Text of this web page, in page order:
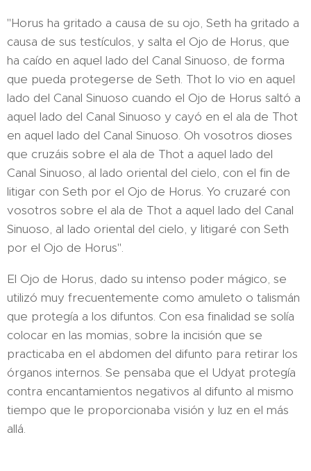
"Horus ha gritado a causa de su ojo, Seth ha gritado a
causa de sus testículos, y salta el Ojo de Horus, que
ha caído en aquel lado del Canal Sinuoso, de forma
que pueda protegerse de Seth. Thot lo vio en aquel
lado del Canal Sinuoso cuando el Ojo de Horus saltó a
aquel lado del Canal Sinuoso y cayó en el ala de Thot
en aquel lado del Canal Sinuoso. Oh vosotros dioses
que cruzáis sobre el ala de Thot a aquel lado del
Canal Sinuoso, al lado oriental del cielo, con el fin de
litigar con Seth por el Ojo de Horus. Yo cruzaré con
vosotros sobre el ala de Thot a aquel lado del Canal
Sinuoso, al lado oriental del cielo, y litigaré con Seth
por el Ojo de Horus".
El Ojo de Horus, dado su intenso poder mágico, se
utilizó muy frecuentemente como amuleto o talismán
que protegía a los difuntos. Con esa finalidad se solía
colocar en las momias, sobre la incisión que se
practicaba en el abdomen del difunto para retirar los
órganos internos. Se pensaba que el Udyat protegía
contra encantamientos negativos al difunto al mismo
tiempo que le proporcionaba visión y luz en el más
allá.